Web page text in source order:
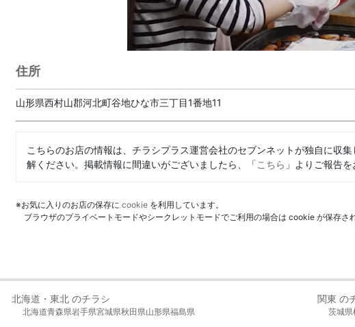
住所
山形県西村山郡河北町谷地ひな市三丁目1番地11
こちらのお店の情報は、チラシプラス運営会社のセブンネットが独自に収
解ください。掲載情報に間違いがございましたら、「こちら 」よりご報告を
※お気に入りのお店の保存に cookie を利用しています。
ブラウザのプライベートモードやシークレットモードでご利用の場合は cookie が保存さ
北海道・東北 のチラシ
北海道青森県岩手県宮城県秋田県山形県福島県
関東 の
茨城県